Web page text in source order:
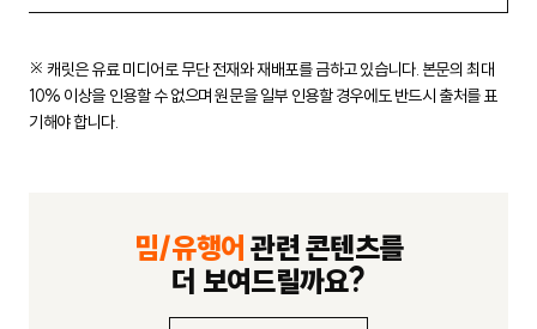
※ 캐릿은 유료 미디어로 무단 전재와 재배포를 금하고 있습니다. 본문의 최대
10% 이상을 인용할 수 없으며 원문을 일부 인용할 경우에도반드시 출처를 표
기해야 합니다.
밈/유행어 관련 콘텐츠를
더 보여드릴까요?